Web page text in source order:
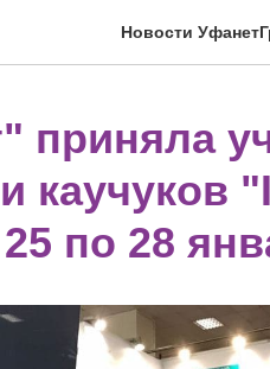
Новости
приняла
каучуков
по 28